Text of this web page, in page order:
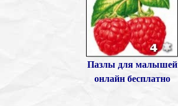
Пазлы для малышей
онлайн бесплатно